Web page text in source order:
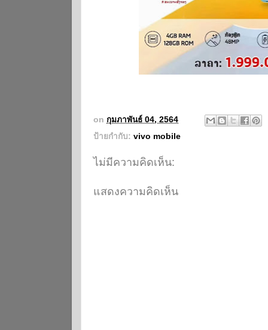
on กุมภาพันธ์ 04, 2564
ป้ายกำกับ: vivo mobile
ไม่มีความคิดเห็น:
แสดงความคิดเห็น